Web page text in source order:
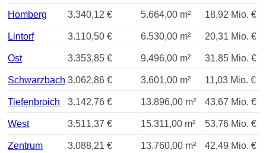
Homberg 3.340,12 € 5.664,00 m² 18,92 Mio. €
Lintorf 3.110,50 € 6.530,00 m² 20,31 Mio. €
Ost 3.353,85 € 9.496,00 m² 31,85 Mio. €
Schwarzbach 3.062,86 € 3.601,00 m² 11,03 Mio. €
Tiefenbroich 3.142,76 € 13.896,00 m² 43,67 Mio. €
West 3.511,37 € 15.311,00 m² 53,76 Mio. €
Zentrum 3.088,21 € 13.760,00 m² 42,49 Mio. €